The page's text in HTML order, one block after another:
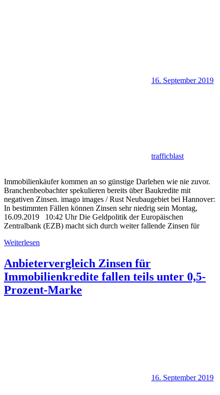
16. September 2019
trafficblast
Immobilienkäufer kommen an so günstige Darlehen wie nie zuvor.
Branchenbeobachter spekulieren bereits über Baukredite mit
negativen Zinsen. imago images / Rust Neubaugebiet bei Hannover:
In bestimmten Fällen können Zinsen sehr niedrig sein Montag,
16.09.2019 10:42 Uhr Die Geldpolitik der Europäischen
Zentralbank (EZB) macht sich durch weiter fallende Zinsen für
Weiterlesen
Anbietervergleich Zinsen für
Immobilienkredite fallen teils unter 0,5-
Prozent-Marke
16. September 2019